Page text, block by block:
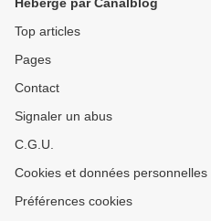
Top articles
Pages
Contact
Signaler un abus
C.G.U.
Cookies et données personnelles
Préférences cookies